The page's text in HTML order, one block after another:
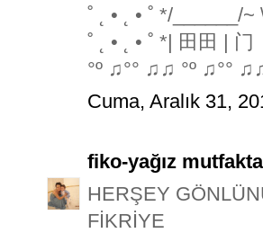
˚ ˛ • ˛ • ˚ */
˚ ˛ • ˛ • ˚ *| 田田 | 门
°º ♫°° ♫♫ °º ♫°°
Cuma, Aralık 31,
fiko-yağız mutfakta
HERŞEY
FİKRİYE